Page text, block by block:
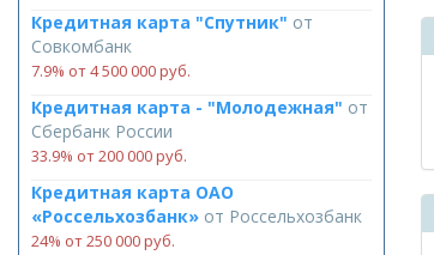
Кредитная карта "Спутник" от
Совкомбанк
7.9% от 4 500 000 руб.
Кредитная карта - "Молодежная" от
Сбербанк России
33.9% от 200 000 руб.
Кредитная карта ОАО
«Россельхозбанк» от Россельхозбанк
24% от 250 000 руб.